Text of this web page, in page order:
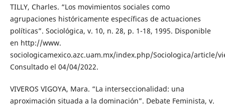
TILLY, Charles. “Los movimientos sociales como
agrupaciones históricamente específicas de actuaciones
políticas”. Sociológica, v. 10, n. 28, p. 1-18, 1995. Disponible
en http://www.
sociologicamexico.azc.uam.mx/index.php/Sociologica/article/
Consultado el 04/04/2022.
VIVEROS VIGOYA, Mara. “La interseccionalidad: una
aproximación situada a la dominación”. Debate Feminista, v.